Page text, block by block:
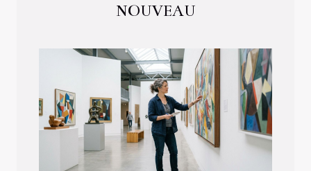
NOUVEAU